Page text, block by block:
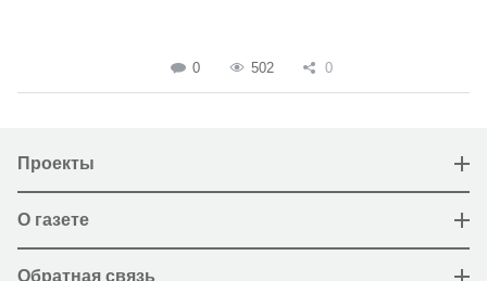
0 502 0
Проекты
О газете
Обратная связь